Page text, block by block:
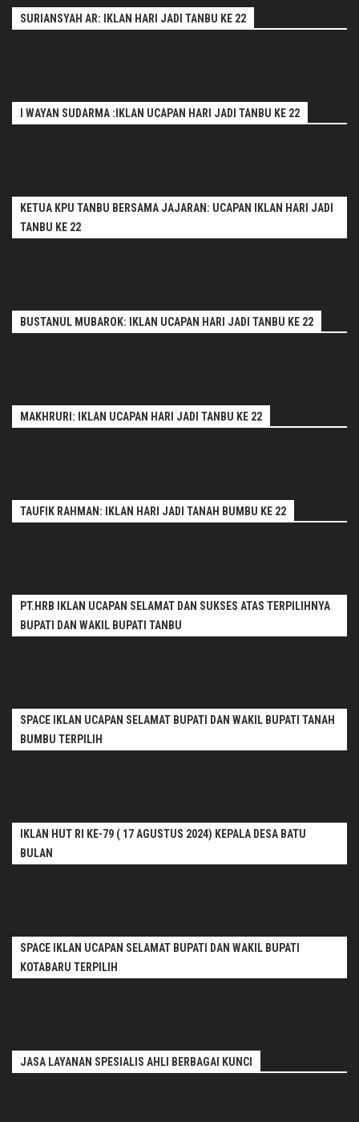
SURIANSYAH AR: IKLAN HARI JADI TANBU KE 22
I WAYAN SUDARMA :IKLAN UCAPAN HARI JADI TANBU KE 22
KETUA KPU TANBU BERSAMA JAJARAN: UCAPAN IKLAN HARI JADI
TANBU KE 22
BUSTANUL MUBAROK: IKLAN UCAPAN HARI JADI TANBU KE 22
MAKHRURI: IKLAN UCAPAN HARI JADI TANBU KE 22
TAUFIK RAHMAN: IKLAN HARI JADI TANAH BUMBU KE 22
PT.HRB IKLAN UCAPAN SELAMAT DAN SUKSES ATAS TERPILIHNYA
BUPATI DAN WAKIL BUPATI TANBU
SPACE IKLAN UCAPAN SELAMAT BUPATI DAN WAKIL BUPATI TANAH
BUMBU TERPILIH
IKLAN HUT RI KE-79 ( 17 AGUSTUS 2024) KEPALA DESA BATU
BULAN
SPACE IKLAN UCAPAN SELAMAT BUPATI DAN WAKIL BUPATI
KOTABARU TERPILIH
JASA LAYANAN SPESIALIS AHLI BERBAGAI KUNCI